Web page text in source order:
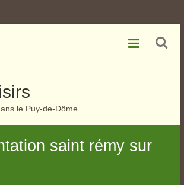
le Puy-de-Dôme
saint rémy sur